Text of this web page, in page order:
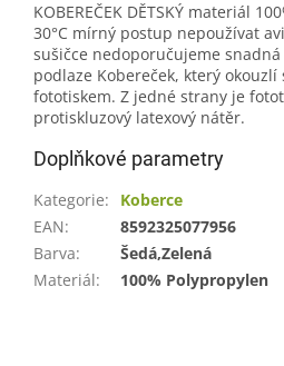
KOBEREČEK DĚTSKÝ materiál
30°C mírný postup nepoužívat
sušičce nedoporučujeme
podlaze Kobereček, který okouzlí
fototiskem. Z jedné strany je
protiskluzový latexový nátěr.
Doplňkové parametry
Kategorie:
Koberce
EAN:
8592325077956
Barva:
Šedá,Zelená
Materiál: 100% Polypropylen